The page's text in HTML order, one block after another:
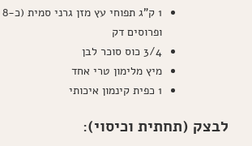
ופרוסים דק
3/4 כוס סוכר לבן
מיץ מלימון טרי אחד
1 כפית קינמון איכותי
לבצק (תחתית וכיסוי):